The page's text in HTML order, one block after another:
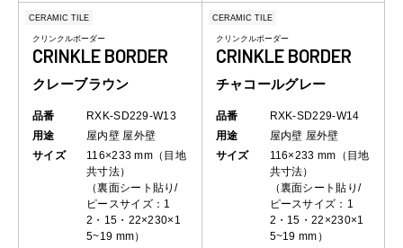
CERAMIC TILE
クリンクルボーダー
CRINKLE BORDER
クレーブラウン
品番
RXK-SD229-W13
用途
屋内壁 屋外壁
サイズ
116×233 mm（目地
共寸法）
（裏面シート貼り/
ピースサイズ：1
2・15・22×230×1
5~19 mm）
CERAMIC TILE
クリンクルボーダー
CRINKLE BORDER
チャコールグレー
品番
RXK-SD229-W14
用途
屋内壁 屋外壁
サイズ
116×233 mm（目地
共寸法）
（裏面シート貼り/
ピースサイズ：1
2・15・22×230×1
5~19 mm）